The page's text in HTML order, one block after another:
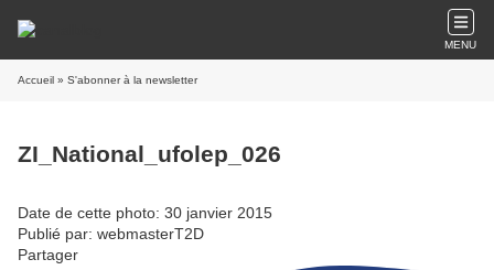
MENU
Accueil » S'abonner à la newsletter
ZI_National_ufolep_026
Date de cette photo: 30 janvier 2015
Publié par: webmasterT2D
Partager